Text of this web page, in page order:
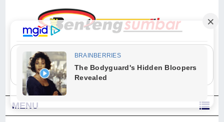
"Sesungguhnya Allah dan para malaikat-Nya berselawat untuk Nabi.
Wahai orang-orang yang beriman, berselawatlah kamu untuk Nabi dan
ucapkanlah salam dengan penuh penghormatan kepadanya." (Qs. Al
Ahzab Ayat 56)
MENU